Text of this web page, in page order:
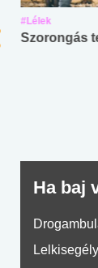
#Lélek
Szorongás
Ha baj